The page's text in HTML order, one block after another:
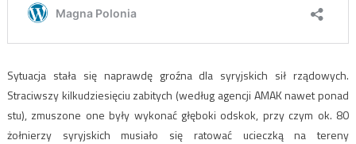
Sytuacja stała się naprawdę groźna dla syryjskich sił rządowych.
Straciwszy kilkudziesięciu zabitych (według agencji AMAK nawet ponad
stu), zmuszone one były wykonać głęboki odskok, przy czym ok. 80
żołnierzy syryjskich musiało się ratować ucieczką na tereny